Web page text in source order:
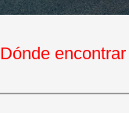
Dónde